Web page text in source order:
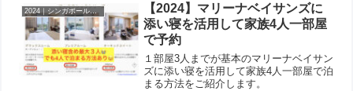
【2024】マリーナベイサンズに
添い寝を活用して家族4人一部屋
で予約
１部屋3人までが基本のマリーナベイサン
ズに添い寝を活用して家族4人一部屋で泊
まる方法をご紹介します。